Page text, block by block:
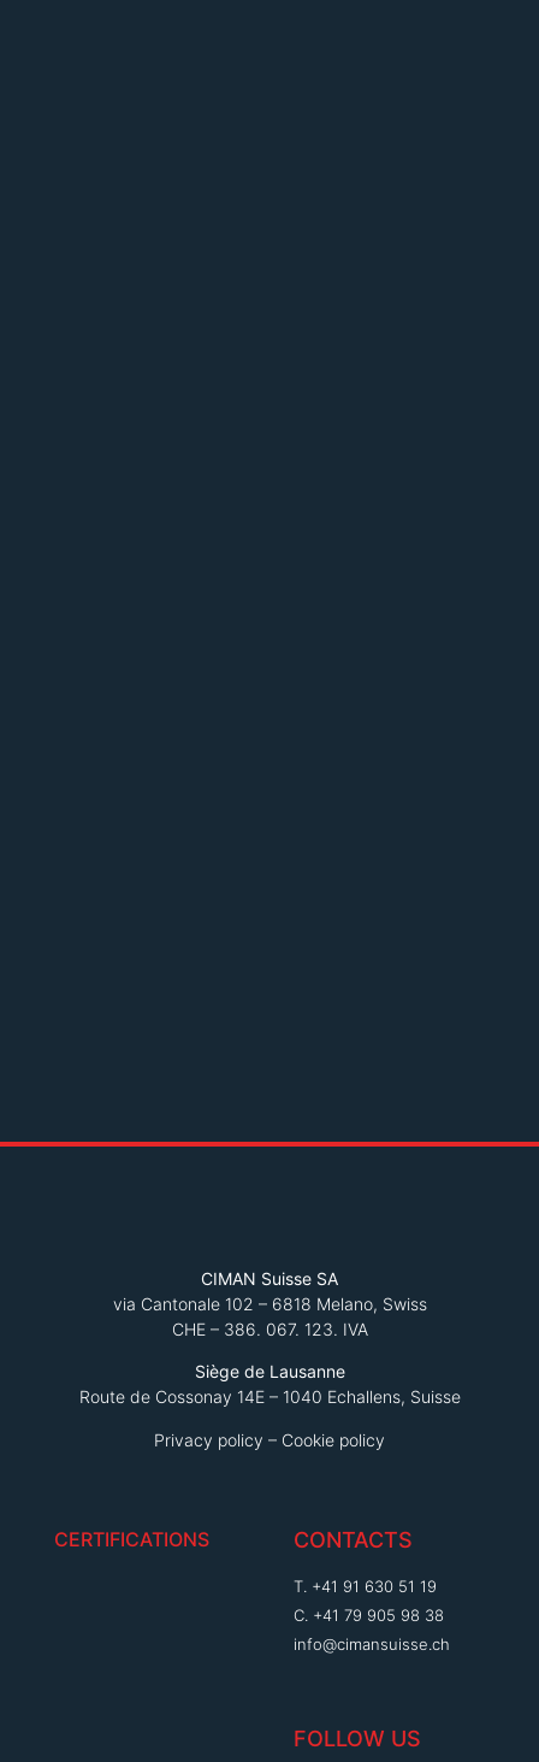
CIMAN Suisse SA
via Cantonale 102 – 6818 Melano, Swiss
CHE – 386. 067. 123. IVA
Siège de Lausanne
Route de Cossonay 14E – 1040 Echallens, Suisse
Privacy policy – Cookie policy
CERTIFICATIONS CONTACTS
T. +41 91 630 51 19
C. +41 79 905 98 38
info@cimansuisse.ch
FOLLOW US